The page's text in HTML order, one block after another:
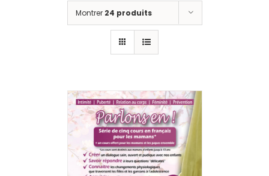
Montrer 24 produits